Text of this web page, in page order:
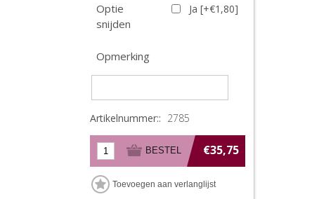
Optie
snijden
Ja [+€1,80]
Opmerking
Artikelnummer:: 2785
€35,75